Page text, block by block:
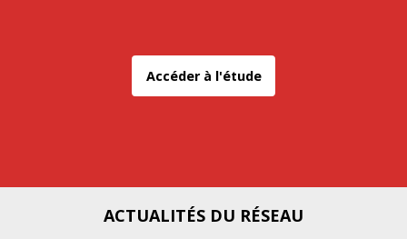
Accéder à l'étude
ACTUALITÉS DU RÉSEAU